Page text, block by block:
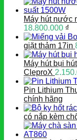
Máy hút nước
18.800.000 ₫
giặt thảm 17in
Máy hút bụi
CleproX
Pin Lithium
chính hãng
có nắp kèm